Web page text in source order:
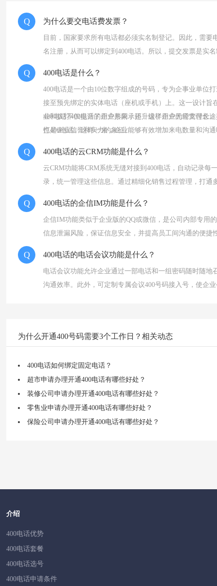
Q 为什么要交电话费发票？
目前，国家要求所有电话都必须实名制登记。因此，需
名注册，从而可以绑定到400电话。所以，提交发票是实
Q 400电话是什么？
400电话是一个由10位数字组成的号码，专为企事业单位
接至预先绑定的实体电话（座机或手机）上。这一设计
业和拨打400电话的用户共同承担，这样用户无需支付长
也是企业信誉和实力的象征。
400电话不仅提升了企业形象，还升级了企业的经营理念
打400电话。这样一来，企业能够有效增加来电数量和沟
Q 400电话的云CRM功能是什么？
云CRM功能将CRM系统无缝对接到400电话，自动记录
录，统一管理这些信息。通过精细化销售过程管理，打通
Q 400电话的企信IM功能是什么？
企信IM功能类似于企业版的QQ或微信，是公司内部专用
信息泄漏风险，保证信息安全，并提高员工间沟通的便捷
Q 400电话的电话会议功能是什么？
电话会议功能允许企业通过一部电话和一组密码随时随
沟通效率。此外，可定制专属会议400号码接入号，使企
为什么开通400号码需要3个工作日？相关动态
400电话如何绑定固定电话？
超市申请办理开通400电话有哪些好处？
装修公司申请办理开通400电话有哪些好处？
零售业申请办理开通400电话有哪些好处？
保险公司申请办理开通400电话有哪些好处？
介绍
400电话优势
400电话套餐
400电话选号
400电话申请条件